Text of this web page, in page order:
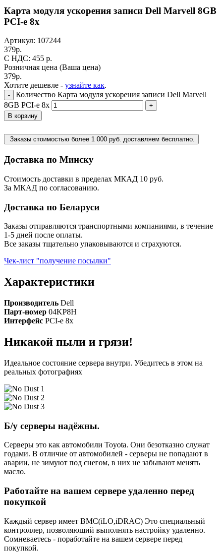
Карта модуля ускорения записи Dell Marvell 8GB
PCI-e 8x
Артикул: 107244
379р.
C НДС: 455 р.
Розничная цена (Ваша цена)
379р.
Хотите дешевле - узнайте как.
-
Количество Карта модуля ускорения записи Dell Marvell
8GB PCI-e 8x
+
В корзину
Заказы стоимостью более 1 000 руб. доставляем бесплатно.
Доставка по Минску
Стоимость доставки в пределах МКАД 10 руб.
За МКАД по согласованию.
Доставка по Беларуси
Заказы отправляются транспортными компаниями, в течение
1-5 дней после оплаты.
Все заказы тщательно упаковываются и страхуются.
Чек-лист "получение посылки"
Характеристики
Производитель Dell
Парт-номер 04KP8H
Интерфейс PCI-e 8x
Никакой пыли и грязи!
Идеальное состояние сервера внутри. Убедитесь в этом на
реальных фотографиях
Б/у серверы надёжны.
Серверы это как автомобили Toyota. Они безотказно служат
годами. В отличие от автомобилей - серверы не попадают в
аварии, не зимуют под снегом, в них не забывают менять
масло.
Работайте на вашем сервере удаленно перед
покупкой
Каждый сервер имеет BMC(iLO,iDRAC) Это специальный
контроллер, позволяющий выполнять настройку удаленно.
Сомневаетесь - поработайте на вашем сервере перед
покупкой.